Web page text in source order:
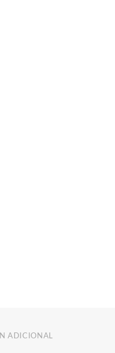
ADICIONAL